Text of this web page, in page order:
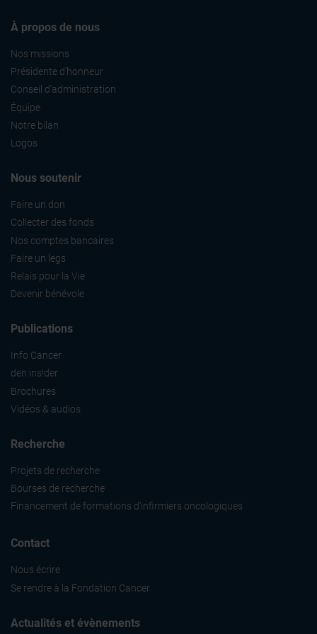
À propos de nous
Nos missions
Présidente d'honneur
Conseil d'administration
Équipe
Notre bilan
Logos
Nous soutenir
Faire un don
Collecter des fonds
Nos comptes bancaires
Faire un legs
Relais pour la Vie
Devenir bénévole
Publications
Info Cancer
den ins!der
Brochures
Vidéos & audios
Recherche
Projets de recherche
Bourses de recherche
Financement de formations d'infirmiers oncologiques
Contact
Nous écrire
Se rendre à la Fondation Cancer
Actualités et évènements